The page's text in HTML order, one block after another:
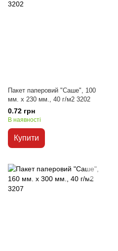
Пакет паперовий "Саше", 100
мм. х 230 мм., 40 г/м2 3202
0.72 грн
В наявності
Купити